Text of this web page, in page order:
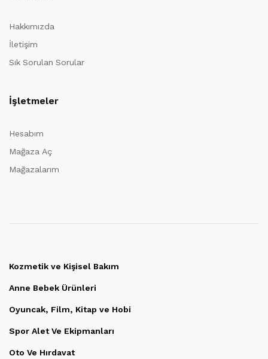
Hakkımızda
İletişim
Sık Sorulan Sorular
İşletmeler
Hesabım
Mağaza Aç
Mağazalarım
Kozmetik ve Kişisel Bakım
Anne Bebek Ürünleri
Oyuncak, Film, Kitap ve Hobi
Spor Alet Ve Ekipmanları
Oto Ve Hırdavat